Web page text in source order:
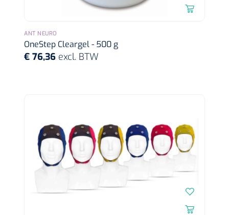
Hysterometer Sims - niet plooibaar - 32 cm - 1 st
ANT NEURO
OneStep Cleargel - 500 g
€ 76,36 excl. BTW